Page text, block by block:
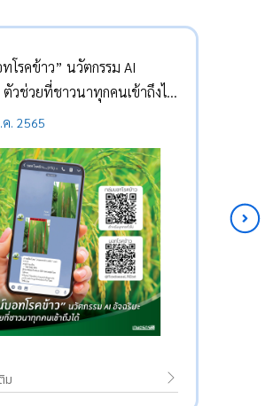
โรคข้าว” นวัตกรรม AI
ตัวช่วยที่ชาวนาทุกคนเข้าถึงได้
. 2565
ม